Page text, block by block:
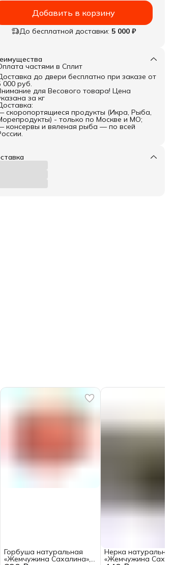
Добавить в корзину
До бесплатной доставки: 5 000 ₽
частями в Сплит
до двери бесплатно при заказе от
000 руб.
для Весового товара! Цена
за кг
скоропортящиеся продукты (Икра, Рыба,
- только по Москве и МО;
консервы и вяленая рыба — по всей
Горбуша натуральная
«Жемчужина Сахалина»,
Нерка
«Жемчужина